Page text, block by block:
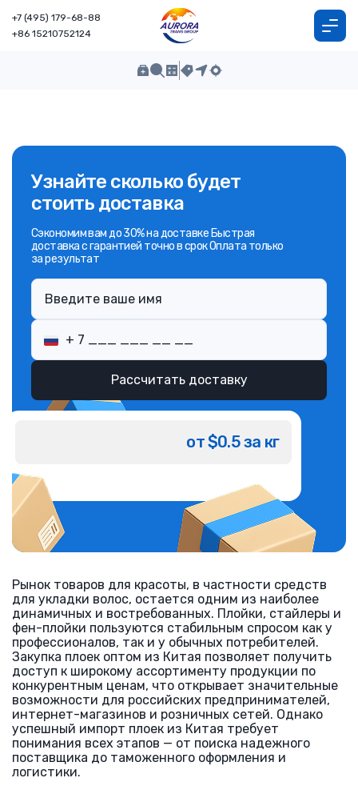
+7 (495) 179-68-88
+86 15210752124
Узнайте сколько будет
стоить доставка
Сэкономим вам до 30% на доставке Быстрая
доставка с гарантией точно в срок Оплата только
за результат
Рассчитать доставку
от $0.5 за кг
Рынок товаров для красоты, в частности средств
для укладки волос, остается одним из наиболее
динамичных и востребованных. Плойки, стайлеры и
фен-плойки пользуются стабильным спросом как у
профессионалов, так и у обычных потребителей.
Закупка плоек оптом из Китая позволяет получить
доступ к широкому ассортименту продукции по
конкурентным ценам, что открывает значительные
возможности для российских предпринимателей,
интернет-магазинов и розничных сетей. Однако
успешный импорт плоек из Китая требует
понимания всех этапов — от поиска надежного
поставщика до таможенного оформления и
логистики.